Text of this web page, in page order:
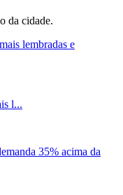
da cidade.
l...